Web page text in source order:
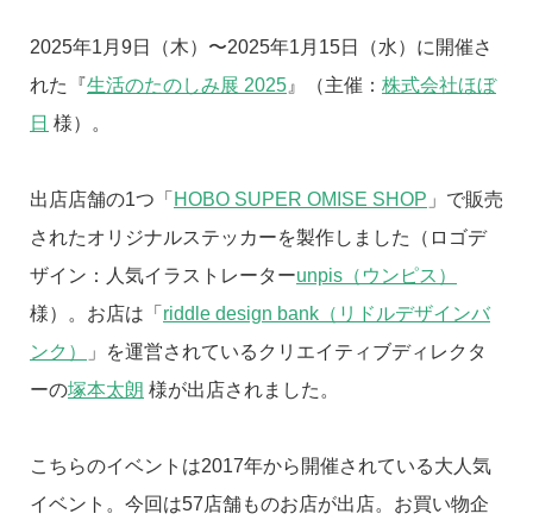
2025年1月9日（木）〜2025年1月15日（水）に開催さ
れた『生活のたのしみ展 2025 』（主催： 株式会社ほぼ
日 様）。
出店店舗の1つ「 HOBO SUPER OMISE SHOP 」で販売
されたオリジナルステッカーを製作しました（ロゴデ
ザイン：人気イラストレーターunpis（ウンピス）
様）。お店は「 riddle design bank（リドルデザインバ
ンク）
」を運営されているクリエイティブディレクタ
ーの塚本太朗 様が出店されました。
こちらのイベントは2017年から開催されている大人気
イベント。今回は57店舗ものお店が出店。お買い物企